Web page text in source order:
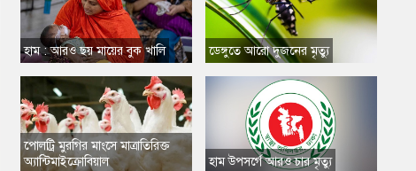
​হাম : আরও ছয় মায়ের বুক খালি
​পোলট্রি মুরগির মাংসে মাত্রাতিরিক্ত
অ্যান্টিমাইক্রোবিয়াল
​ডেঙ্গুতে আরো দুজনের মৃত্যু
​হাম উপসর্গে আরও চার মৃত্যু